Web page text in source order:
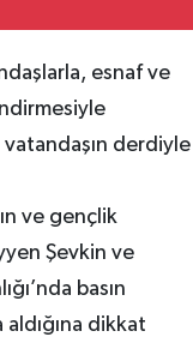
esnaf ve
derdiyle
ve gençlik
Şevkin ve
basın
dikkat